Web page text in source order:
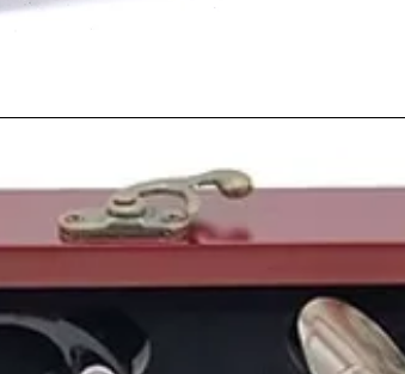
Laprensadel
defendiendo la
nuevopresidente del
La población gozaba
estrenos